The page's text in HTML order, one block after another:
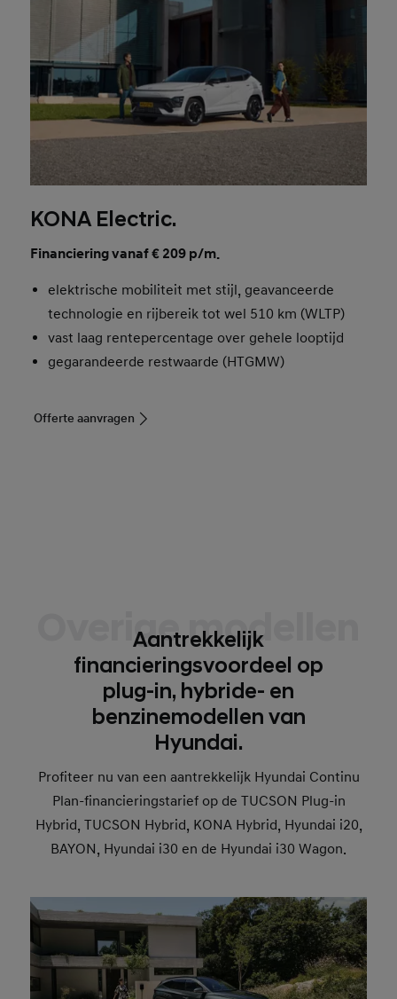
KONA Electric.
Financiering vanaf € 209 p/m.
elektrische mobiliteit met stijl, geavanceerde
technologie en rijbereik tot wel 510 km (WLTP)
vast laag rentepercentage over gehele looptijd
gegarandeerde restwaarde (HTGMW)
Offerte aanvragen
Overige modellen
Aantrekkelijk
financieringsvoordeel op
plug-in, hybride- en
benzinemodellen van
Hyundai.
Profiteer nu van een aantrekkelijk Hyundai Continu
Plan-financieringstarief op de TUCSON Plug-in
Hybrid, TUCSON Hybrid, KONA Hybrid, Hyundai i20,
BAYON, Hyundai i30 en de Hyundai i30 Wagon.